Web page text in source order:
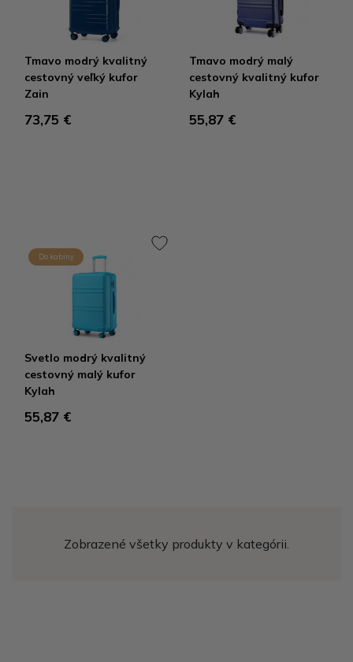
Tmavo modrý kvalitný
cestovný veľký kufor
Zain
73,75 €
Tmavo modrý malý
cestovný kvalitný kufor
Kylah
55,87 €
Do kabíny
Svetlo modrý kvalitný
cestovný malý kufor
Kylah
55,87 €
Zobrazené všetky produkty v kategórii.